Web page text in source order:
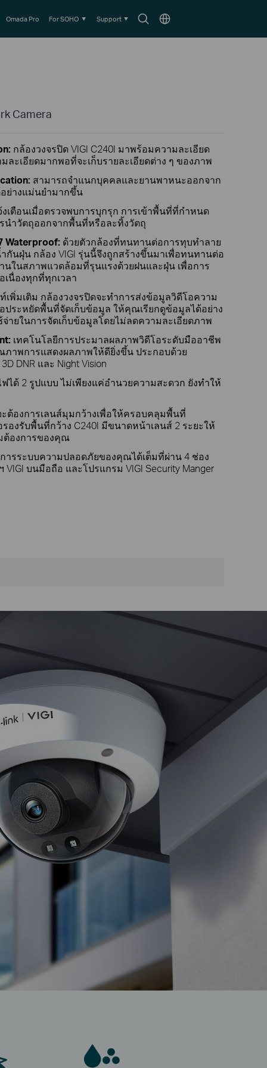
SearchChoose
Omada Pro For SOHO Support
Camera
กล้องวงจรปิด VIGI C240I มาพร้อมความละเอียด
ะเอียดมากพอที่จะเก็บรายละเอียดต่าง ๆ ของภาพ
สามารถจำแนกบุคคลและยานพาหนะออกจาก
ย่างแม่นยำมากขึ้น
เตือนเมื่อตรวจพบการบุกรุก การเข้าพื้นที่ที่กำหนด
นำวัตถุออกจากพื้นที่หรือละทิ้งวัตถุ
Waterproof: ด้วยตัวกล้องที่ทนทานต่อการทุบทำลาย
นฝุ่น กล้อง VIGI รุ่นนี้จึงถูกสร้างขึ้นมาเพื่อทนทานต่อ
นในสภาพแวดล้อมที่รุนแรงด้วยฝนและฝุ่น เพื่อการ
นื่องทุกที่ทุกเวลา
เพิ่มเติม กล้องวงจรปิดจะทำการส่งข้อมูลวิดีโอความ
ประหยัดพื้นที่จัดเก็บข้อมูล ให้คุณเรียกดูข้อมูลได้อย่าง
ายในการจัดเก็บข้อมูลโดยไม่ลดความละเอียดภาพ
เทคโนโลยีการประมาลผลภาพวิดีโอระดับมืออาชีพ
ภาพการแสดงผลภาพให้ดียิ่งขึ้น ประกอบด้วย
DNR และ Night Vision
ฟได้ 2 รูปแบบ ไม่เพียงแค่อำนวยความสะดวก ยังทำให้
ต้องการเลนส์มุมกว้างเพื่อให้ครอบคลุมพื้นที่
องรับพื้นที่กว้าง C240I มีขนาดหน้าเลนส์ 2 ระยะให้
ต้องการของคุณ
ารระบบความปลอดภัยของคุณได้เต็มที่ผ่าน 4 ช่อง
VIGI บนมือถือ และโปรแกรม VIGI Security Manger